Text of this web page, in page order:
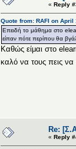
« Reply
Quote from: RAFI on
Επειδή το μάθημα στο
είπαν πότε περίπου θα
Καθώς είμαι στο
καλό να τους πεις
Re:
« Reply